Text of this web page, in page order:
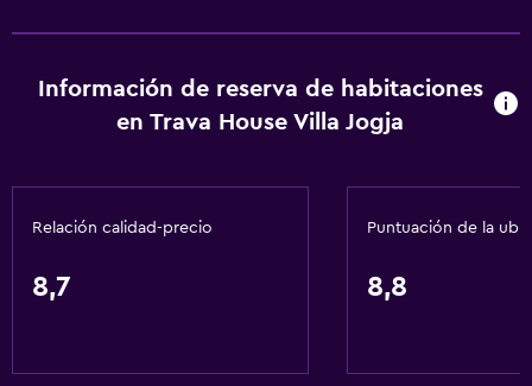
Información de reserva de habitaciones
en Trava House Villa Jogja
Relación calidad-precio
8,7
Puntuación de la
8,8